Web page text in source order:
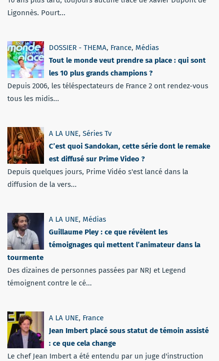
Ligonnès. Pourt...
DOSSIER - THEMA, France, Médias
Tout le monde veut prendre sa place : qui sont
les 10 plus grands champions ?
Depuis 2006, les téléspectateurs de France 2 ont rendez-vous
tous les midis...
A LA UNE, Séries Tv
C’est quoi Sandokan, cette série dont le remake
est diffusé sur Prime Video ?
Depuis quelques jours, Prime Vidéo s'est lancé dans la
diffusion de la vers...
A LA UNE, Médias
Guillaume Pley : ce que révèlent les
témoignages qui mettent l’animateur dans la
tourmente
Des dizaines de personnes passées par NRJ et Legend
témoignent contre le cé...
A LA UNE, France
Jean Imbert placé sous statut de témoin assisté
: ce que cela change
Le chef Jean Imbert a été entendu par un juge d'instruction